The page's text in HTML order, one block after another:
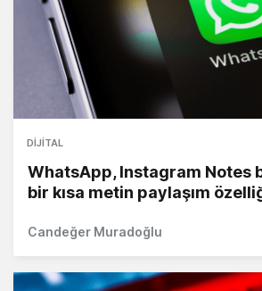
DIJITAL
WhatsApp, Instagram Notes
bir kısa metin paylaşım
Candeğer Muradoğlu